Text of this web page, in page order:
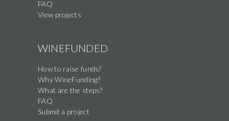
FAQ
View projects
WINEFUNDED
How to raise funds?
Why WineFunding?
What are the steps?
FAQ
Submit a project